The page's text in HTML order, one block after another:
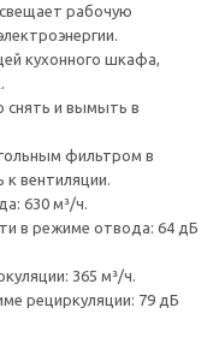
рабочую
кухонного шкафа,
и вымыть в
фильтром в
вентиляции.
630 м³/ч.
в режиме отвода: 64 дБ
365 м³/ч.
рециркуляции: 79 дБ